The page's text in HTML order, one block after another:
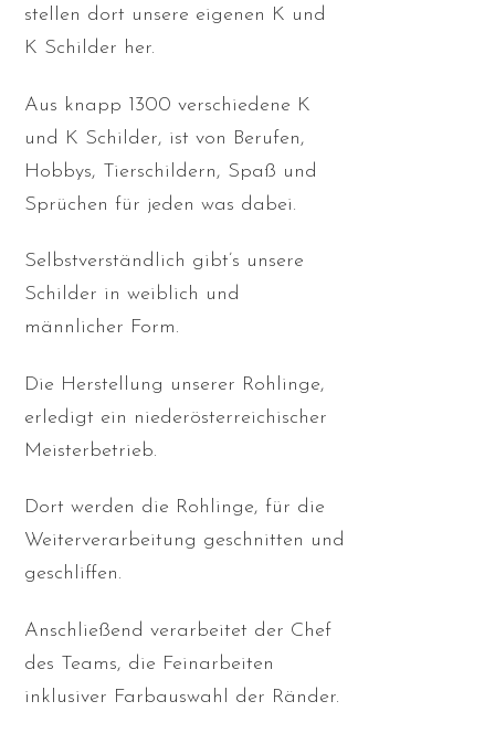
stellen dort unsere eigenen K und
K Schilder her.
Aus knapp 1300 verschiedene K
und K Schilder, ist von Berufen,
Hobbys, Tierschildern, Spaß und
Sprüchen für jeden was dabei.
Selbstverständlich gibt’s unsere
Schilder in weiblich und
männlicher Form.
Die Herstellung unserer Rohlinge,
erledigt ein niederösterreichischer
Meisterbetrieb.
Dort werden die Rohlinge, für die
Weiterverarbeitung geschnitten und
geschliffen.
Anschließend verarbeitet der Chef
des Teams, die Feinarbeiten
inklusiver Farbauswahl der Ränder.